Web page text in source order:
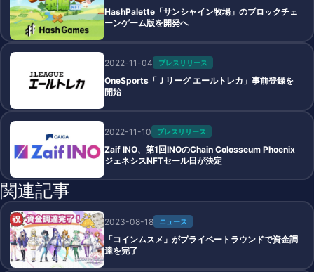
HashPalette「サンシャイン牧場」のブロックチェ
ーンゲーム版を開発へ
2022-11-04 プレスリリース
OneSports「Ｊリーグ エールトレカ」事前登録を
開始
2022-11-10 プレスリリース
Zaif INO、第1回INOのChain Colosseum Phoenix
ジェネシスNFTセール日が決定
関連記事
2023-08-18 ニュース
「コインムスメ」がプライベートラウンドで資金調
達を完了